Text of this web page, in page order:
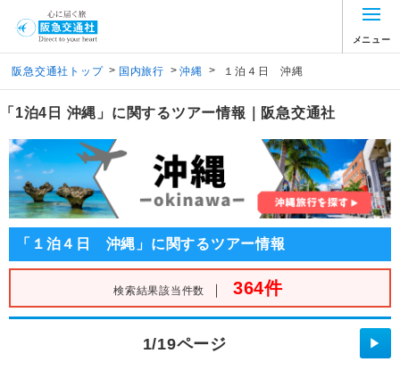
メニュー
阪急交通社トップ > 国内旅行 > 沖縄 > １泊４日 沖縄
「1泊4日 沖縄」に関するツアー情報｜阪急交通社
「１泊４日 沖縄」に関するツアー情報
検索結果該当件数 ｜ 364件
1/19ページ ▶